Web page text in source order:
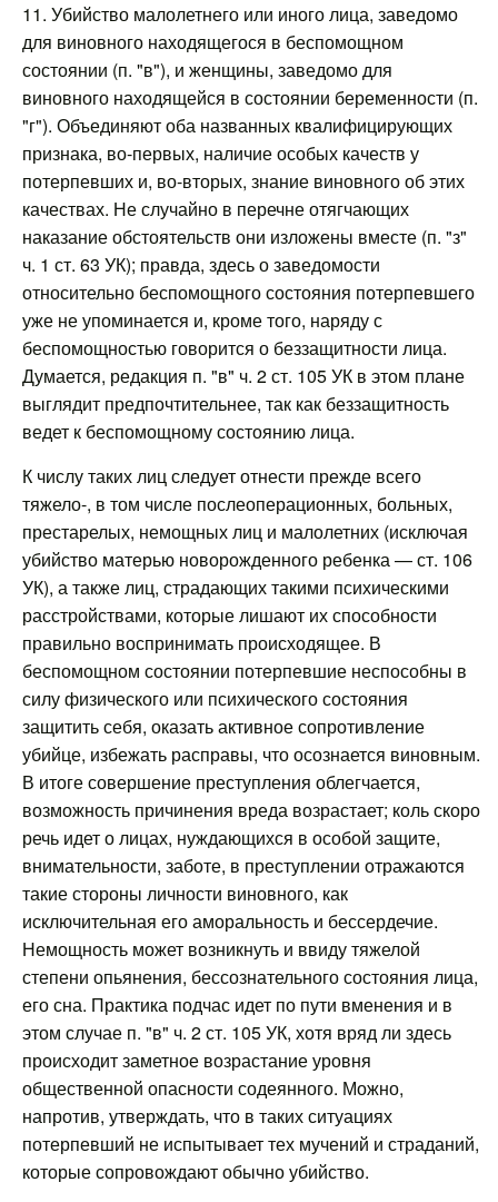
11. Убийство малолетнего или иного лица, заведомо
для виновного находящегося в беспомощном
состоянии (п. "в"), и женщины, заведомо для
виновного находящейся в состоянии беременности (п.
"г"). Объединяют оба названных квалифицирующих
признака, во-первых, наличие особых качеств у
потерпевших и, во-вторых, знание виновного об этих
качествах. Не случайно в перечне отягчающих
наказание обстоятельств они изложены вместе (п. "з"
ч. 1 ст. 63 УК); правда, здесь о заведомости
относительно беспомощного состояния потерпевшего
уже не упоминается и, кроме того, наряду с
беспомощностью говорится о беззащитности лица.
Думается, редакция п. "в" ч. 2 ст. 105 УК в этом плане
выглядит предпочтительнее, так как беззащитность
ведет к беспомощному состоянию лица.
К числу таких лиц следует отнести прежде всего
тяжело-, в том числе послеоперационных, больных,
престарелых, немощных лиц и малолетних (исключая
убийство матерью новорожденного ребенка — ст. 106
УК), а также лиц, страдающих такими психическими
расстройствами, которые лишают их способности
правильно воспринимать происходящее. В
беспомощном состоянии потерпевшие неспособны в
силу физического или психического состояния
защитить себя, оказать активное сопротивление
убийце, избежать расправы, что осознается виновным.
В итоге совершение преступления облегчается,
возможность причинения вреда возрастает; коль скоро
речь идет о лицах, нуждающихся в особой защите,
внимательности, заботе, в преступлении отражаются
такие стороны личности виновного, как
исключительная его аморальность и бессердечие.
Немощность может возникнуть и ввиду тяжелой
степени опьянения, бессознательного состояния лица,
его сна. Практика подчас идет по пути вменения и в
этом случае п. "в" ч. 2 ст. 105 УК, хотя вряд ли здесь
происходит заметное возрастание уровня
общественной опасности содеянного. Можно,
напротив, утверждать, что в таких ситуациях
потерпевший не испытывает тех мучений и страданий,
которые сопровождают обычно убийство.